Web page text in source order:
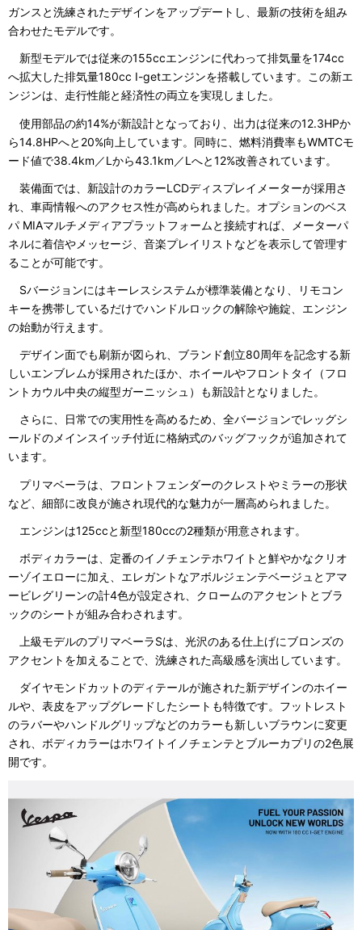
ガンスと洗練されたデザインをアップデートし、最新の技術を組み
合わせたモデルです。
新型モデルでは従来の155ccエンジンに代わって排気量を174cc
へ拡大した排気量180cc I-getエンジンを搭載しています。この新エ
ンジンは、走行性能と経済性の両立を実現しました。
使用部品の約14%が新設計となっており、出力は従来の12.3HPか
ら14.8HPへと20%向上しています。同時に、燃料消費率もWMTCモ
ード値で38.4km／Lから43.1km／Lへと12%改善されています。
装備面では、新設計のカラーLCDディスプレイメーターが採用さ
れ、車両情報へのアクセス性が高められました。オプションのベス
パ MIAマルチメディアプラットフォームと接続すれば、メーターパ
ネルに着信やメッセージ、音楽プレイリストなどを表示して管理す
ることが可能です。
Sバージョンにはキーレスシステムが標準装備となり、リモコン
キーを携帯しているだけでハンドルロックの解除や施錠、エンジン
の始動が行えます。
デザイン面でも刷新が図られ、ブランド創立80周年を記念する新
しいエンブレムが採用されたほか、ホイールやフロントタイ（フロ
ントカウル中央の縦型ガーニッシュ）も新設計となりました。
さらに、日常での実用性を高めるため、全バージョンでレッグシ
ールドのメインスイッチ付近に格納式のバッグフックが追加されて
います。
プリマベーラは、フロントフェンダーのクレストやミラーの形状
など、細部に改良が施され現代的な魅力が一層高められました。
エンジンは125ccと新型180ccの2種類が用意されます。
ボディカラーは、定番のイノチェンテホワイトと鮮やかなクリオ
ーゾイエローに加え、エレガントなアボルジェンテベージュとアマ
ービレグリーンの計4色が設定され、クロームのアクセントとブラ
ックのシートが組み合わされます。
上級モデルのプリマベーラSは、光沢のある仕上げにブロンズの
アクセントを加えることで、洗練された高級感を演出しています。
ダイヤモンドカットのディテールが施された新デザインのホイー
ルや、表皮をアップグレードしたシートも特徴です。フットレスト
のラバーやハンドルグリップなどのカラーも新しいブラウンに変更
され、ボディカラーはホワイトイノチェンテとブルーカプリの2色展
開です。